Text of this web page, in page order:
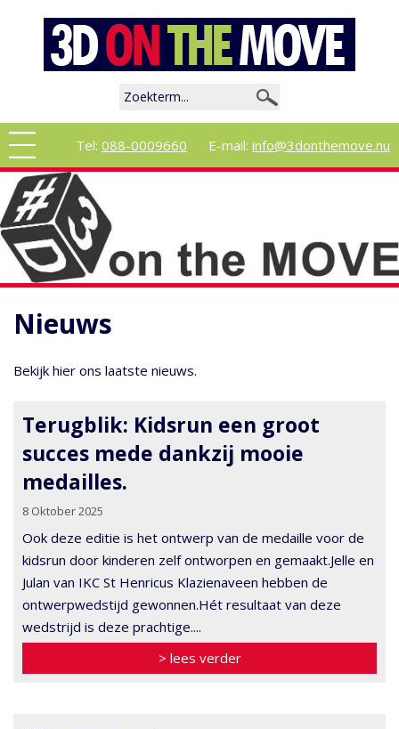
Tel: 088-0009660 E-mail: info@3donthemove.nu
Nieuws
Bekijk hier ons laatste nieuws.
Terugblik: Kidsrun een groot
succes mede dankzij mooie
medailles.
8 Oktober 2025
Ook deze editie is het ontwerp van de medaille voor de
kidsrun door kinderen zelf ontworpen en gemaakt.Jelle en
Julan van IKC St Henricus Klazienaveen hebben de
ontwerpwedstijd gewonnen.Hét resultaat van deze
wedstrijd is deze prachtige....
> lees verder